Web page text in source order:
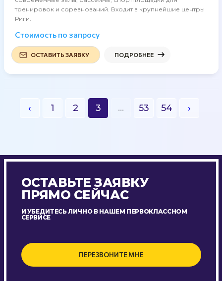
тренировок и соревнований. Входит в крупнейшие центры
Риги.
ОСТАВИТЬ ЗАЯВКУ ПОДРОБНЕЕ
Стоимость по запросу
‹ 1 2 3 ... 53 54 ›
ОСТАВЬТЕ ЗАЯВКУ
ПРЯМО СЕЙЧАС
И УБЕДИТЕСЬ ЛИЧНО В НАШЕМ ПЕРВОКЛАССНОМ
СЕРВИСЕ
ПЕРЕЗВОНИТЕ МНЕ